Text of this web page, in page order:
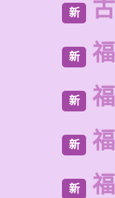
新
新
新
新
新